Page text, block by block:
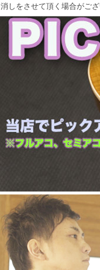
消しをさせて頂く場合がご